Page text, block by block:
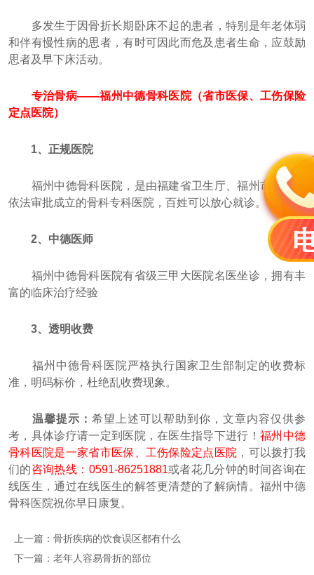
多发生于因骨折长期卧床不起的患者，特别是年老体弱
和伴有慢性病的思者，有时可因此而危及患者生命，应鼓励
思者及早下床活动。
专治骨病——福州中德骨科医院（省市医保、工伤保险
定点医院）
1、正规医院
福州中德骨科医院，是由福建省卫生厅、福州市卫生局
依法审批成立的骨科专科医院，百姓可以放心就诊。
2、中德医师
福州中德骨科医院有省级三甲大医院名医坐诊，拥有丰
富的临床治疗经验
3、透明收费
福州中德骨科医院严格执行国家卫生部制定的收费标
准，明码标价，杜绝乱收费现象。
温馨提示： 希望上述可以帮助到你，文章内容仅供参
考，具体诊疗请一定到医院，在医生指导下进行！福州中德
骨科医院是一家省市医保、工伤保险定点医院 ，可以拨打我
们的咨询热线：0591-86251881或者花几分钟的时间咨询在
线医生，通过在线医生的解答更清楚的了解病情。福州中德
骨科医院祝你早日康复。
上一篇：骨折疾病的饮食误区都有什么
下一篇：老年人容易骨折的部位